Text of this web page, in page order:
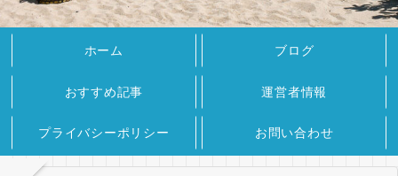
ホーム ブログ
おすすめ記事 運営者情報
プライバシーポリシー お問い合わせ